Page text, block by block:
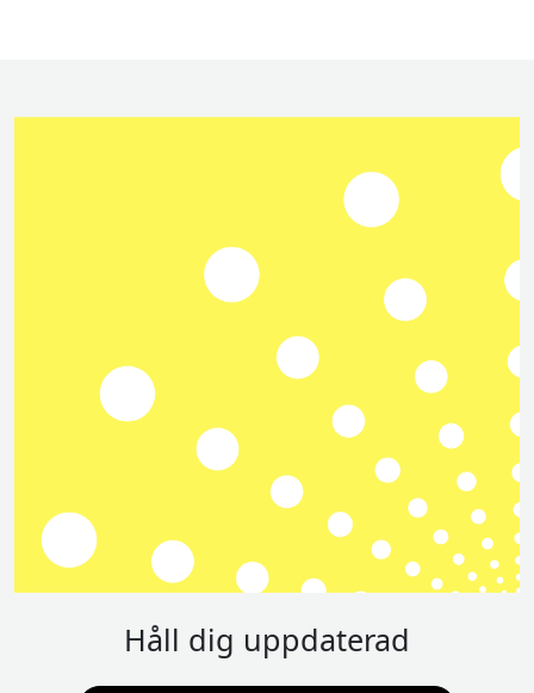
Håll dig uppdaterad